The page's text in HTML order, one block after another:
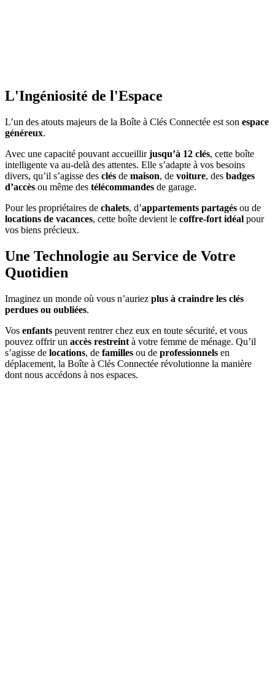
L'Ingéniosité de l'Espace
L’un des atouts majeurs de la Boîte à Clés Connectée est son espace
généreux.
Avec une capacité pouvant accueillirjusqu’à 12 clés, cette boîte
intelligente va au-delà des attentes. Elle s’adapte à vos besoins
divers, qu’il s’agisse des clés de maison, de voiture, des badges
d’accès ou même des télécommandes de garage.
Pour les propriétaires de chalets, d’appartements partagés ou de
locations de vacances, cette boîte devient le coffre-fort idéal pour
vos biens précieux.
Une Technologie au Service de Votre
Quotidien
Imaginez un monde où vous n’auriez plus à craindre les clés
perdues ou oubliées.
Vos enfants peuvent rentrer chez eux en toute sécurité, et vous
pouvez offrir un accès restreint à votre femme de ménage. Qu’il
s’agisse de locations, de familles ou de professionnels en
déplacement, la Boîte à Clés Connectée révolutionne la manière
dont nous accédons à nos espaces.